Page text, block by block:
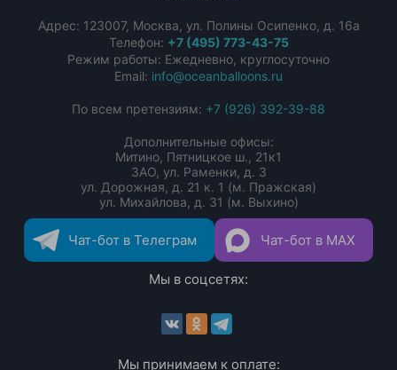
Адрес: 123007, Москва, ул. Полины Осипенко, д. 16а
Телефон: +7 (495) 773-43-75
Режим работы: Ежедневно, круглосуточно
Email: info@oceanballoons.ru
По всем претензиям: +7 (926) 392-39-88
Дополнительные офисы:
Митино, Пятницкое ш., 21к1
ЗАО, ул. Раменки, д. 3
ул. Дорожная, д. 21 к. 1 (м. Пражская)
ул. Михайлова, д. 31 (м. Выхино)
Чат-бот в Телеграм Чат-бот в MAX
Мы в соцсетях:
Мы принимаем к оплате: